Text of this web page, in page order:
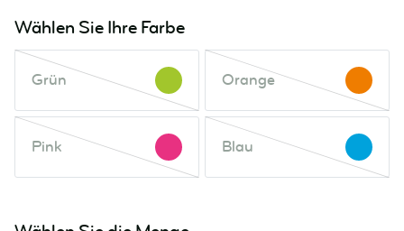
Wählen Sie Ihre Farbe
Grün
Grün
Diese
ist
nicht
Orange
Orange
Diese
ist
nicht
Pink
Pink
Diese
Blau
Blau
Diese